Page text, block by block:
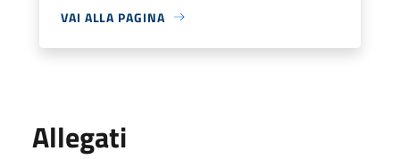
VAI ALLA PAGINA
Allegati